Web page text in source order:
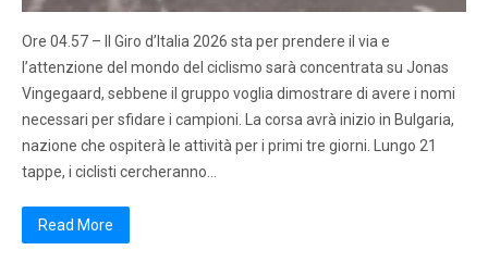
Ore 04.57 – Il Giro d’Italia 2026 sta per prendere il via e
l’attenzione del mondo del ciclismo sarà concentrata su Jonas
Vingegaard, sebbene il gruppo voglia dimostrare di avere i nomi
necessari per sfidare i campioni. La corsa avrà inizio in Bulgaria,
nazione che ospiterà le attività per i primi tre giorni. Lungo 21
tappe, i ciclisti cercheranno…
Read More